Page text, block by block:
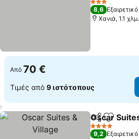
Εμφάνιση
3 Αστέρια
8,6 Εξαιρετικό
Χανιά, 1.1
Από 70 €
Τιμές από 9 ιστότοπους
Κοινοποίηση
Oscar
4 Αστέρια
9,2 Εξαιρετικό